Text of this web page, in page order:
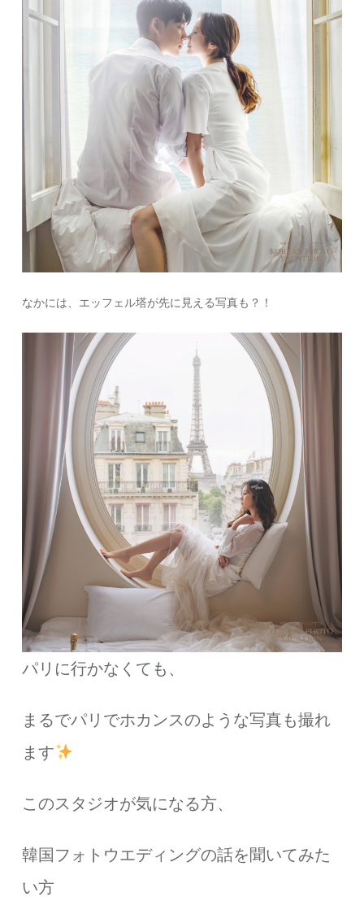
なかには、エッフェル塔が先に見える写真も？！
パリに行かなくても、
まるでパリでホカンスのような写真も撮れ
ます
このスタジオが気になる方、
韓国フォトウエディングの話を聞いてみた
い方